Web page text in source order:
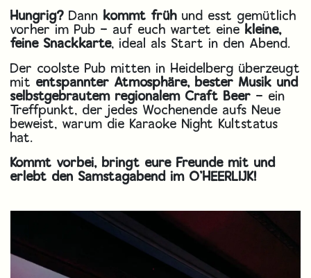
Hungrig? Dann kommt früh und esst gemütlich
vorher im Pub – auf euch wartet einekleine,
feine Snackkarte, ideal als Start in den Abend.
Der coolste Pub mitten in Heidelberg überzeugt
mit entspannter Atmosphäre, bester Musik und
selbstgebrautem regionalem Craft Beer – ein
Treffpunkt, der jedes Wochenende aufs Neue
beweist, warum die Karaoke Night Kultstatus
hat.
Kommt vorbei, bringt eure Freunde mit und
erlebt den Samstagabend im O’HEERLIJK!